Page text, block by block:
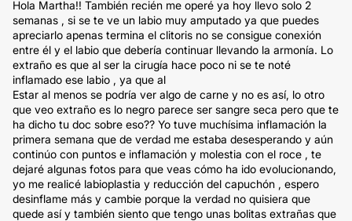
Hola Martha!! También recién me operé ya hoy llevo solo 2
semanas , si se te ve un labio muy amputado ya que puedes
apreciarlo apenas termina el clitoris no se consigue conexión
entre él y el labio que debería continuar llevando la armonía. Lo
extraño es que al ser la cirugía hace poco ni se te noté
inflamado ese labio , ya que al
Estar al menos se podría ver algo de carne y no es así, lo otro
que veo extraño es lo negro parece ser sangre seca pero que te
ha dicho tu doc sobre eso?? Yo tuve muchísima inflamación la
primera semana que de verdad me estaba desesperando y aún
continúo con puntos e inflamación y molestia con el roce , te
dejaré algunas fotos para que veas cómo ha ido evolucionando,
yo me realicé labioplastia y reducción del capuchón , espero
desinflame más y cambie porque la verdad no quisiera que
quede así y también siento que tengo unas bolitas extrañas que